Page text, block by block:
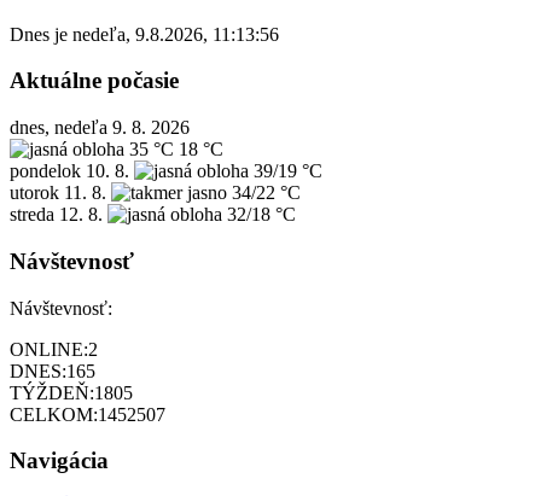
Dnes je nedeľa, 9.8.2026, 11:13:56
Aktuálne počasie
dnes, nedeľa 9. 8. 2026
35 °C 18 °C
pondelok 10. 8.
39/19 °C
utorok 11. 8.
34/22 °C
streda 12. 8. 32/18 °C
Návštevnosť
Návštevnosť:
ONLINE:2
DNES:165
TÝŽDEŇ:1805
CELKOM:1452507
Navigácia